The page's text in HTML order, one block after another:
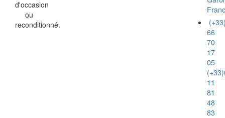
d'occasion
ou
reconditionné.
66
70
17
05
11
81
48
83